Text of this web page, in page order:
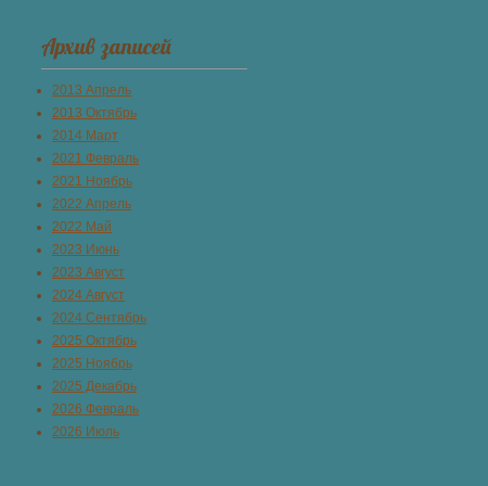
Архив записей
2013 Апрель
2013 Октябрь
2014 Март
2021 Февраль
2021 Ноябрь
2022 Апрель
2022 Май
2023 Июнь
2023 Август
2024 Август
2024 Сентябрь
2025 Октябрь
2025 Ноябрь
2025 Декабрь
2026 Февраль
2026 Июль